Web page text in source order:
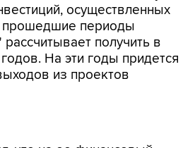
осуществленных
прошедшие периоды
получить в
На эти годы придется
из проектов